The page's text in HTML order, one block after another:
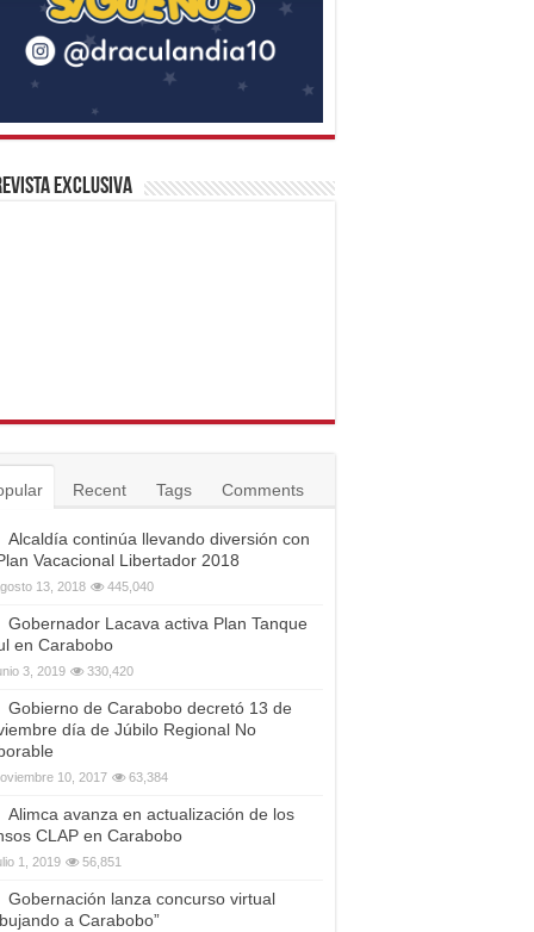
Exclusiva
Recent Tags Comments
Alcaldía continúa llevando diversión con
Vacacional Libertador 2018
13, 2018 445,040
Gobernador Lacava activa Plan Tanque
en Carabobo
3, 2019 330,420
Gobierno de Carabobo decretó 13 de
día de Júbilo Regional No
10, 2017 63,384
Alimca avanza en actualización de los
CLAP en Carabobo
1, 2019 56,851
Gobernación lanza concurso virtual
a Carabobo”